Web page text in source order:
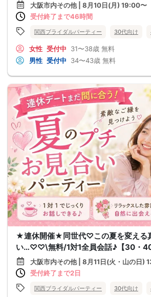
大阪市内その他 | 8月10日(月) 19:00〜
受付終了まで46時間
関西ブライダルパーティー 30代向け
女性 受付中 31〜38歳 無料
男性 受付中 34〜43歳 無料
★連休開催★同世代♡この夏を変える
い…♡♡\無料/1対1全員会話♪【30・40
大阪市内その他 | 8月11日(火・山の日)
受付終了まで2日
関西ブライダルパーティー 30代向け